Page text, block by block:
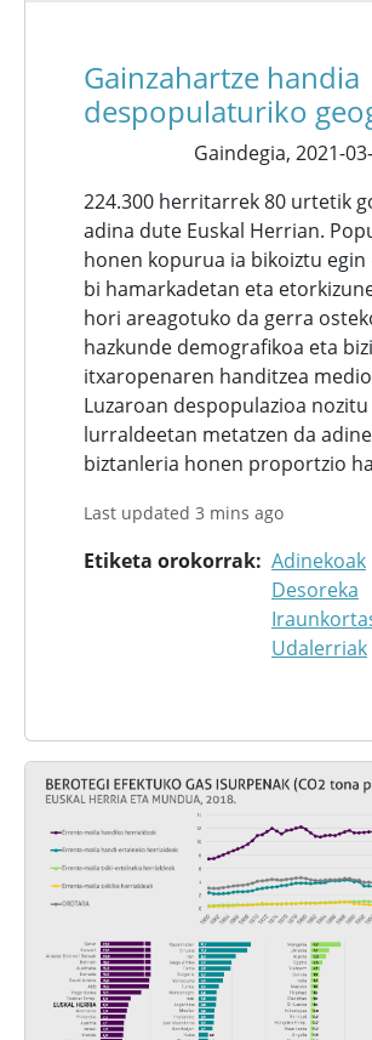
Gainzahartze handia
despopulaturiko
Gaindegia, 2021-
224.300 herritarrek 80 urtetik
adina dute Euskal Herrian.
honen kopurua ia bikoiztu egin
bi hamarkadetan eta
hori areagotuko da gerra
hazkunde demografikoa eta
itxaropenaren handitzea
Luzaroan despopulazioa
lurraldeetan metatzen da
biztanleria honen proportzio
Last updated 3 mins ago
Etiketa orokorrak Adinekoak
Desoreka
Udalerriak